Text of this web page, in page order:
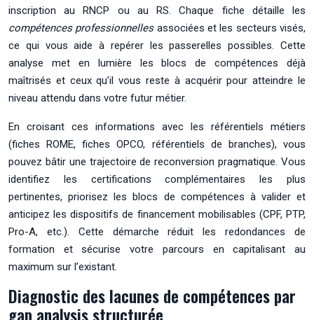
inscription au RNCP ou au RS. Chaque fiche détaille les
compétences professionnellesassociées et les secteurs visés,
ce qui vous aide à repérer les passerelles possibles. Cette
analyse met en lumière les blocs de compétences déjà
maîtrisés et ceux qu’il vous reste à acquérir pour atteindre le
niveau attendu dans votre futur métier.
En croisant ces informations avec les référentiels métiers
(fiches ROME, fiches OPCO, référentiels de branches), vous
pouvez bâtir une trajectoire de reconversion pragmatique. Vous
identifiez les certifications complémentaires les plus
pertinentes, priorisez les blocs de compétences à valider et
anticipez les dispositifs de financement mobilisables (CPF, PTP,
Pro-A, etc.). Cette démarche réduit les redondances de
formation et sécurise votre parcours en capitalisant au
maximum sur l’existant.
Diagnostic des lacunes de compétences par
gap analysis structurée